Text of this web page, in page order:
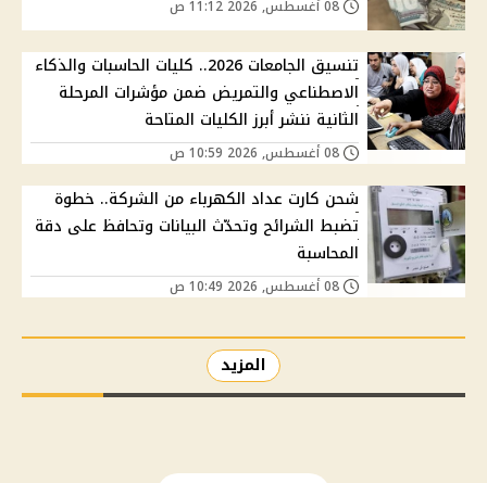
تنسيق الجامعات 2026.. كليات الحاسبات والذكاء
الاصطناعي والتمريض ضمن مؤشرات المرحلة
الثانية ننشر أبرز الكليات المتاحة
شحن كارت عداد الكهرباء من الشركة.. خطوة
تضبط الشرائح وتحدّث البيانات وتحافظ على دقة
المحاسبة
المزيد